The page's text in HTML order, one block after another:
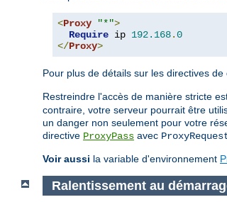
<Proxy "*">
Require ip 192.168.0
</Proxy>
Pour plus de détails sur les directives
Restreindre l'accès de manière stricte
contraire, votre serveur pourrait être
un danger non seulement pour votre
directive ProxyPass avec
Voir aussi la variable d'environnement
Ralentissement au